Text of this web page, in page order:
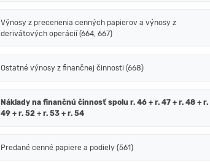
Výnosy z precenenia cenných papierov a výnosy z
derivátových operácií (664, 667)
Ostatné výnosy z finančnej činnosti (668)
Náklady na finančnú činnosť spolu r. 46 + r. 47 + r. 48 + r.
49 + r. 52 + r. 53 + r. 54
Predané cenné papiere a podiely (561)